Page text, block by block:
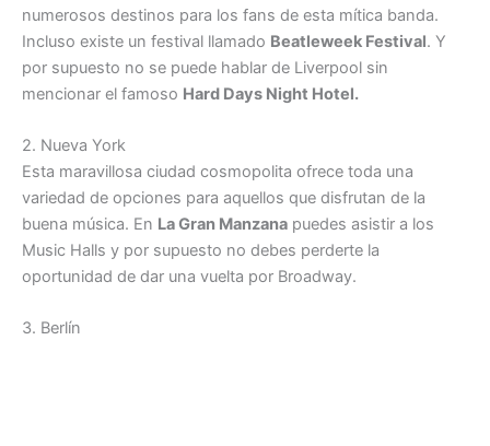
numerosos destinos para los fans de esta mítica banda.
Incluso existe un festival llamado Beatleweek Festival. Y
por supuesto no se puede hablar de Liverpool sin
mencionar el famoso Hard Days Night Hotel.
2. Nueva York
Esta maravillosa ciudad cosmopolita ofrece toda una
variedad de opciones para aquellos que disfrutan de la
buena música. En La Gran Manzana puedes asistir a los
Music Halls y por supuesto no debes perderte la
oportunidad de dar una vuelta por Broadway.
3. Berlín